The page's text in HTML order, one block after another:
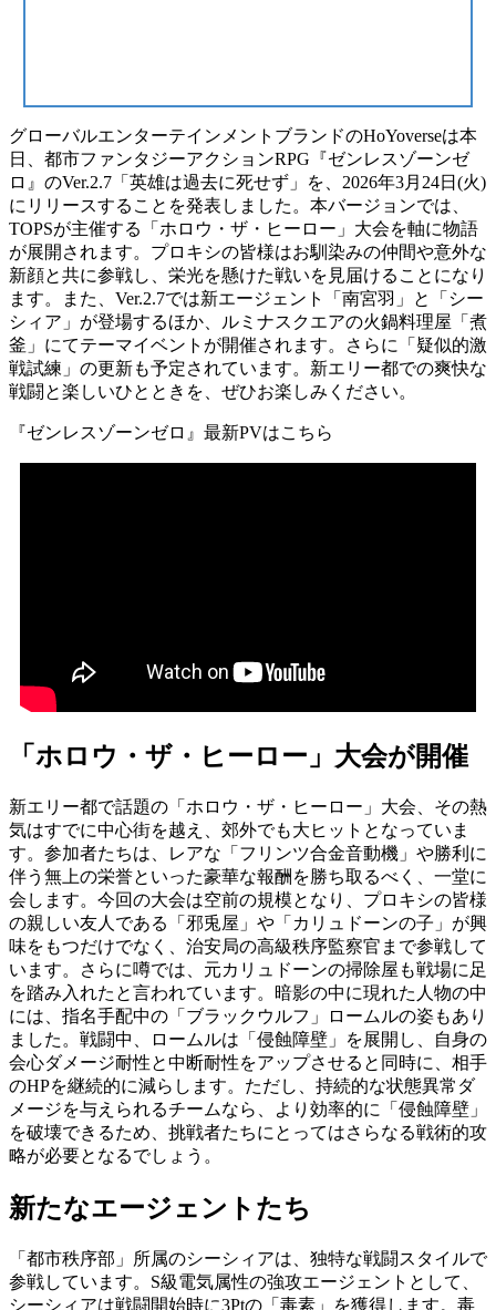
グローバルエンターテインメントブランドのHoYoverseは本
日、都市ファンタジーアクションRPG『ゼンレスゾーンゼ
ロ』のVer.2.7「英雄は過去に死せず」を、2026年3月24日(火)
にリリースすることを発表しました。本バージョンでは、
TOPSが主催する「ホロウ・ザ・ヒーロー」大会を軸に物語
が展開されます。プロキシの皆様はお馴染みの仲間や意外な
新顔と共に参戦し、栄光を懸けた戦いを見届けることになり
ます。また、Ver.2.7では新エージェント「南宮羽」と「シー
シィア」が登場するほか、ルミナスクエアの火鍋料理屋「煮
釜」にてテーマイベントが開催されます。さらに「疑似的激
戦試練」の更新も予定されています。新エリー都での爽快な
戦闘と楽しいひとときを、ぜひお楽しみください。
『ゼンレスゾーンゼロ』最新PVはこちら
「ホロウ・ザ・ヒーロー」大会が開催
新エリー都で話題の「ホロウ・ザ・ヒーロー」大会、その熱
気はすでに中心街を越え、郊外でも大ヒットとなっていま
す。参加者たちは、レアな「フリンツ合金音動機」や勝利に
伴う無上の栄誉といった豪華な報酬を勝ち取るべく、一堂に
会します。今回の大会は空前の規模となり、プロキシの皆様
の親しい友人である「邪兎屋」や「カリュドーンの子」が興
味をもつだけでなく、治安局の高級秩序監察官まで参戦して
います。さらに噂では、元カリュドーンの掃除屋も戦場に足
を踏み入れたと言われています。暗影の中に現れた人物の中
には、指名手配中の「ブラックウルフ」ロームルの姿もあり
ました。戦闘中、ロームルは「侵蝕障壁」を展開し、自身の
会心ダメージ耐性と中断耐性をアップさせると同時に、相手
のHPを継続的に減らします。ただし、持続的な状態異常ダ
メージを与えられるチームなら、より効率的に「侵蝕障壁」
を破壊できるため、挑戦者たちにとってはさらなる戦術的攻
略が必要となるでしょう。
新たなエージェントたち
「都市秩序部」所属のシーシィアは、独特な戦闘スタイルで
参戦しています。S級電気属性の強攻エージェントとして、
シーシィアは戦闘開始時に3Ptの「毒素」を獲得します。毒